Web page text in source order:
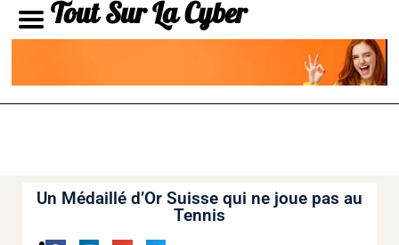
Tout Sur La Cyber
Un Médaillé d’Or Suisse qui ne joue pas au
Tennis